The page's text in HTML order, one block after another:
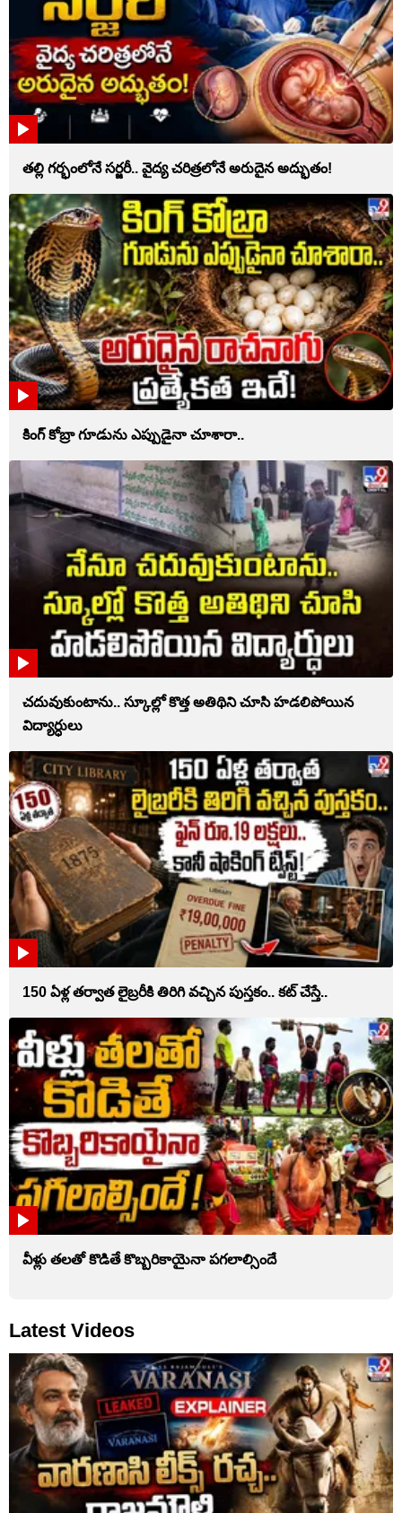
తల్లి గర్భంలోనే సర్జరీ.. వైద్య చరిత్రలోనే అరుదైన అద్భుతం!
కింగ్ కోబ్రా గూడును ఎప్పుడైనా చూశారా..
చదువుకుంటాను.. స్కూల్లో కొత్త అతిథిని చూసి హడలిపోయిన
విద్యార్ధులు
150 ఏళ్ల తర్వాత లైబ్రరీకి తిరిగి వచ్చిన పుస్తకం.. కట్ చేస్తే..
వీళ్లు తలతో కొడితే కొబ్బరికాయైనా పగలాల్సిందే
Latest Videos